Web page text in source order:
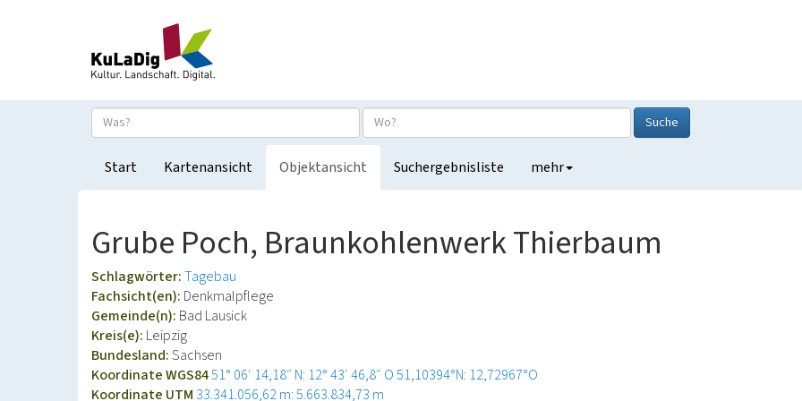
Suche
Start Kartenansicht Objektansicht Suchergebnisliste mehr
Grube Poch, Braunkohlenwerk Thierbaum
Schlagwörter:Tagebau
Fachsicht(en): Denkmalpflege
Gemeinde(n): Bad Lausick
Kreis(e): Leipzig
Bundesland:Sachsen
Koordinate WGS8451° 06′ 14,18″ N: 12° 43′ 46,8″ O51,10394°N: 12,72967°O
Koordinate UTM 33.341.056,62 m: 5.663.834,73 m